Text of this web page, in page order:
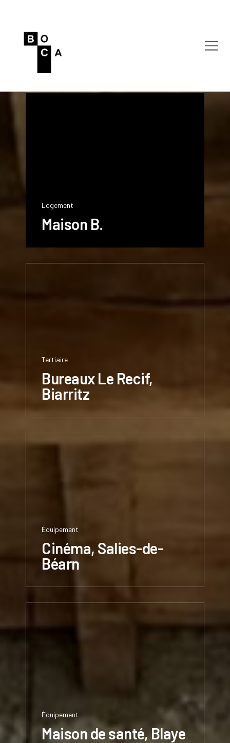
Logement
Maison B.
Tertiaire
Bureaux Le Recif,
Biarritz
Équipement
Cinéma, Salies-de-
Béarn
Équipement
Maison de santé, Blaye